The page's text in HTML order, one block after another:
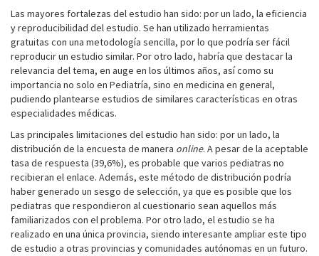
Las mayores fortalezas del estudio han sido: por un lado, la eficiencia
y reproducibilidad del estudio. Se han utilizado herramientas
gratuitas con una metodología sencilla, por lo que podría ser fácil
reproducir un estudio similar. Por otro lado, habría que destacar la
relevancia del tema, en auge en los últimos años, así como su
importancia no solo en Pediatría, sino en medicina en general,
pudiendo plantearse estudios de similares características en otras
especialidades médicas.
Las principales limitaciones del estudio han sido: por un lado, la
distribución de la encuesta de manera online. A pesar de la aceptable
tasa de respuesta (39,6%), es probable que varios pediatras no
recibieran el enlace. Además, este método de distribución podría
haber generado un sesgo de selección, ya que es posible que los
pediatras que respondieron al cuestionario sean aquellos más
familiarizados con el problema. Por otro lado, el estudio se ha
realizado en una única provincia, siendo interesante ampliar este tipo
de estudio a otras provincias y comunidades autónomas en un futuro.